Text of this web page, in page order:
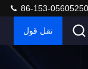
86-153-05605250
نقل قول